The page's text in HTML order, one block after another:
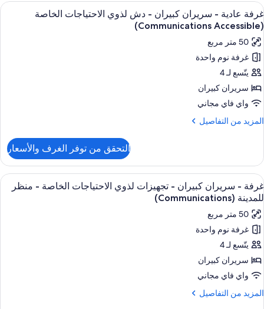
سرير
ملكي
استعراض
جميع
صور
غرفة
عادية
-
سريران
كبيران
-
دش
الاحتياجات
الخاصة
(Communications
Accessible)
8
غرفة عادية - سريران كبيران - دش لذوي الاحتياجات الخاصة
(Communications Accessible)
50 متر مربع
غرفة نوم واحدة
يتّسع لـ 4
سريران كبيران
واي فاي مجاني
المزيد من التفاصيل
المزيد
غرفة
عادية
-
سريران
كبيران
دش
لذوي
الاحتياجات
الخاصة
(Communications
Accessible)
التحقق من توفر الغرف والأسعار
استعراض
جميع
صور
غرفة
-
سريران
كبيران
-
تجهيزات
لذوي
8
غرفة - سريران كبيران - تجهيزات لذوي الاحتياجات الخاصة - منظر
للمدينة (Communications)
50 متر مربع
غرفة نوم واحدة
يتّسع لـ 4
سريران كبيران
واي فاي مجاني
المزيد من التفاصيل
المزيد